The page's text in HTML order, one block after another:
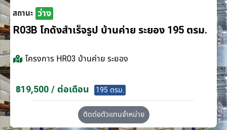
สถานะ ว่าง
R03B โกดังสำเร็จรูป บ้านค่าย ระยอง 195 ตรม.
โครงการ HR03 บ้านค่าย ระยอง
฿19,500 / ต่อเดือน 195 ตรม.
ติดต่อตัวแทนจำหน่าย